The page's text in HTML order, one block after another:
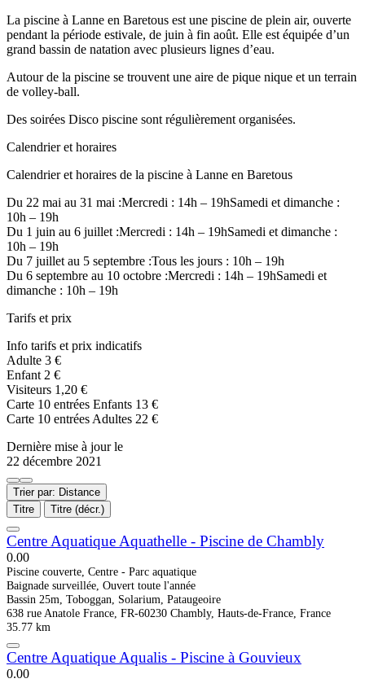
La piscine à Lanne en Baretous est une piscine de plein air, ouverte
pendant la période estivale, de juin à fin août. Elle est équipée d’un
grand bassin de natation avec plusieurs lignes d’eau.
Autour de la piscine se trouvent une aire de pique nique et un terrain
de volley-ball.
Des soirées Disco piscine sont régulièrement organisées.
Calendrier et horaires
Calendrier et horaires de la piscine à Lanne en Baretous
Du 22 mai au 31 mai :Mercredi : 14h – 19hSamedi et dimanche :
10h – 19h
Du 1 juin au 6 juillet :Mercredi : 14h – 19hSamedi et dimanche :
10h – 19h
Du 7 juillet au 5 septembre :Tous les jours : 10h – 19h
Du 6 septembre au 10 octobre :Mercredi : 14h – 19hSamedi et
dimanche : 10h – 19h
Tarifs et prix
Info tarifs et prix indicatifs
Adulte 3 €
Enfant 2 €
Visiteurs 1,20 €
Carte 10 entrées Enfants 13 €
Carte 10 entrées Adultes 22 €
Dernière mise à jour le
22 décembre 2021
Trier par: Distance
Titre
Titre (décr.)
Centre Aquatique Aquathelle - Piscine de Chambly
0.00
Piscine couverte, Centre - Parc aquatique
Baignade surveillée, Ouvert toute l'année
Bassin 25m, Toboggan, Solarium, Pataugeoire
638 rue Anatole France, FR-60230 Chambly, Hauts-de-France, France
35.77 km
Centre Aquatique Aqualis - Piscine à Gouvieux
0.00